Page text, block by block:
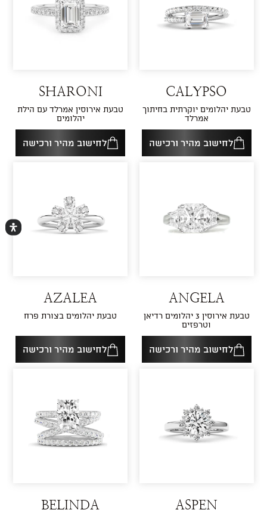
CALYPSO
טבעת יהלומים יוקרתית בחיתוך
אמרלד
לחישוב מהיר ורכישה
SHARONI
טבעת אירוסין אמרלד עם הילת
יהלומים
לחישוב מהיר ורכישה
ANGELA
טבעת אירוסין 3 יהלומים רדיאן
וטרפזים
לחישוב מהיר ורכישה
AZALEA
טבעת יהלומים בצורת פרח
לחישוב מהיר ורכישה
ASPEN
BELINDA